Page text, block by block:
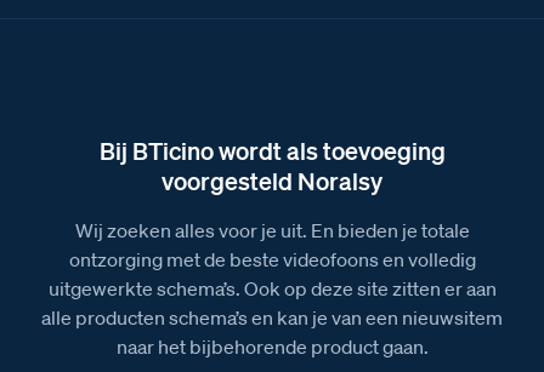
Bij BTicino wordt als toevoeging
voorgesteld Noralsy
Wij zoeken alles voor je uit. En bieden je totale
ontzorging met de beste videofoons en volledig
uitgewerkte schema’s. Ook op deze site zitten er aan
alle producten schema’s en kan je van een nieuwsitem
naar het bijbehorende product gaan.